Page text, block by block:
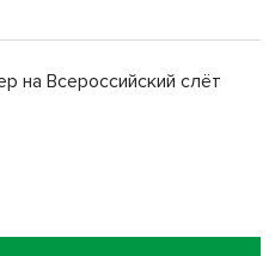
на Всероссийский слёт